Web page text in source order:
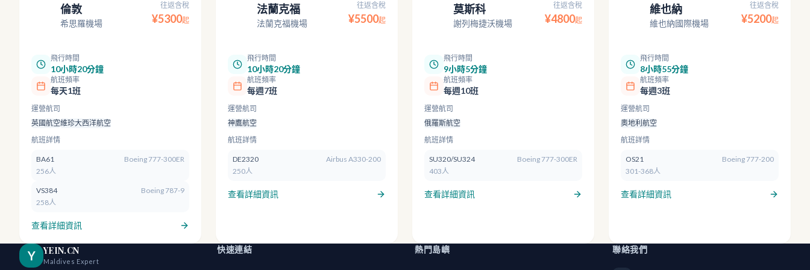
倫敦
希思羅機場
往返含稅
¥5300起
飛行時間
10小時20分鐘
航班頻率
每天1班
運營航司
英國航空維珍大西洋航空
航班詳情
BA61
Boeing 777-300ER
256人
VS384
Boeing 787-9
258人
查看詳細資訊
法蘭克福
法蘭克福機場
往返含稅
¥5500起
飛行時間
10小時20分鐘
航班頻率
每週7班
運營航司
神鷹航空
航班詳情
DE2320
Airbus A330-200
250人
查看詳細資訊
莫斯科
謝列梅捷沃機場
往返含稅
¥4800起
飛行時間
9小時5分鐘
航班頻率
每週10班
運營航司
俄羅斯航空
航班詳情
SU320/SU324
Boeing 777-300ER
403人
查看詳細資訊
維也納
維也納國際機場
往返含稅
¥5200起
飛行時間
8小時55分鐘
航班頻率
每週3班
運營航司
奧地利航空
航班詳情
OS21
Boeing 777-200
301-368人
查看詳細資訊
Y YEIN.CN
Maldives Expert
快速連結 熱門島嶼 聯絡我們